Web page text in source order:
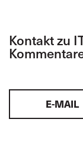
Kontakt zu
E-MAIL